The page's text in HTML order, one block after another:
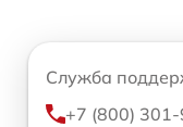
Служба
+7 (800)